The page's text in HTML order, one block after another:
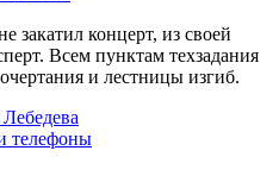
концерт, из своей
Всем пунктам техзадания
и лестницы изгиб.
телефоны